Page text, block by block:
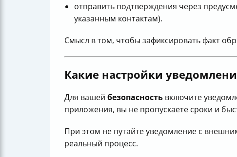
отправить подтверждения через
указанным контактам).
Смысл в том, чтобы зафиксировать факт
Какие настройки
Для вашей безопасность включите
приложения, вы не пропускаете сроки и
При этом не путайте уведомление с
реальный процесс.